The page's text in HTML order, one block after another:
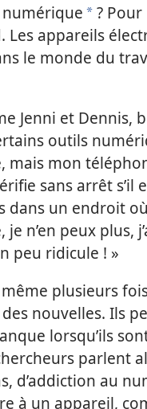
numérique * ?
Les appareils
le monde du
Jenni et
outils
mais mon
sans arrêt
dans un endroit
je n’en peux plus,
peu ridicule ! »
plusieurs
nouvelles. Ils
lorsqu’ils
parlent
d’addiction au
à un appareil,